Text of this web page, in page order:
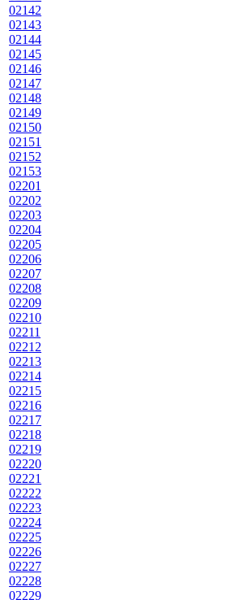
02142
02143
02144
02145
02146
02147
02148
02149
02150
02151
02152
02153
02201
02202
02203
02204
02205
02206
02207
02208
02209
02210
02211
02212
02213
02214
02215
02216
02217
02218
02219
02220
02221
02222
02223
02224
02225
02226
02227
02228
02229